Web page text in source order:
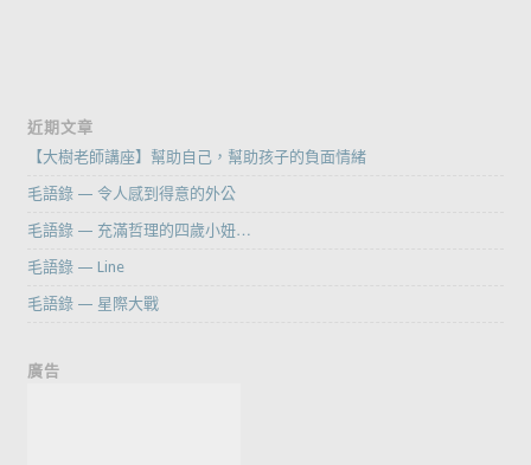
近期文章
【大樹老師講座】幫助自己，幫助孩子的負面情緒
毛語錄 — 令人感到得意的外公
毛語錄 — 充滿哲理的四歲小妞…
毛語錄 — Line
毛語錄 — 星際大戰
廣告